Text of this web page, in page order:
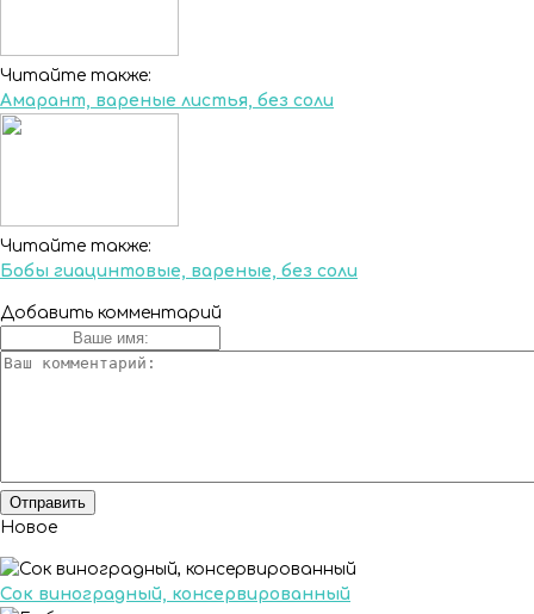
Читайте также:
Амарант, вареные листья, без соли
Читайте также:
Бобы гиацинтовые, вареные, без соли
Добавить комментарий
Новое
Сок виноградный, консервированный